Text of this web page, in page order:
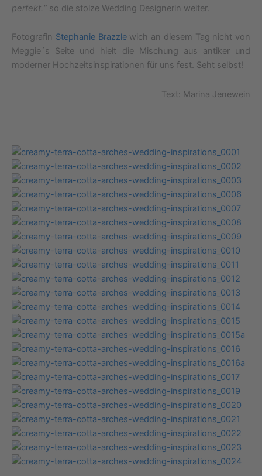
perfekt.“ so die stolze Wedding Designerin weiter.
Fotografin Stephanie Brazzlewich an diesem Tag nicht von
Meggie´s Seite und hielt die Mischung aus antiker und
moderner Hochzeitsinspirationen für uns fest. Seht selbst!
Text: Marina Jenewein